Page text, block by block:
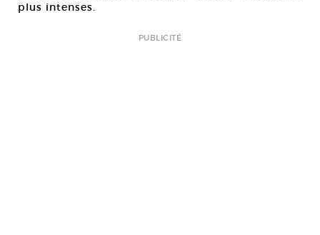
plus intenses.
PUBLICITÉ